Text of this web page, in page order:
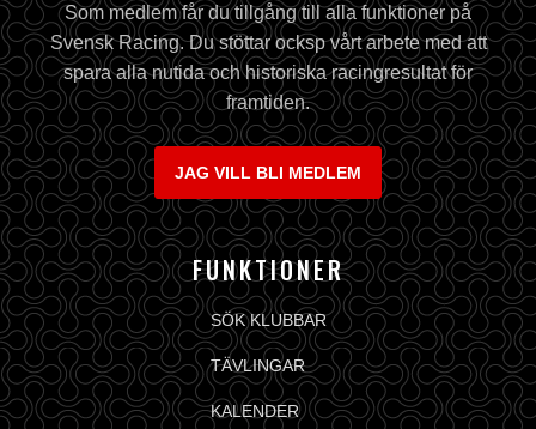
Som medlem får du tillgång till alla funktioner på
Svensk Racing. Du stöttar ocksp vårt arbete med att
spara alla nutida och historiska racingresultat för
framtiden.
JAG VILL BLI MEDLEM
FUNKTIONER
SÖK KLUBBAR
TÄVLINGAR
KALENDER